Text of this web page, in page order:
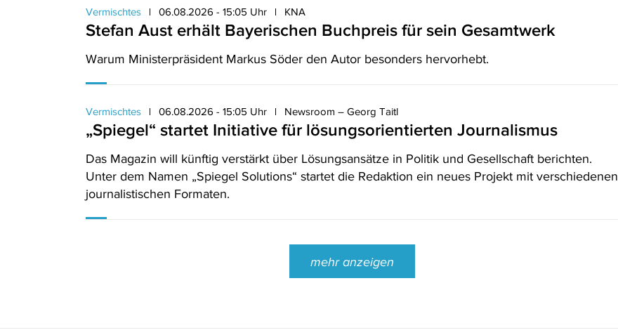
Vermischtes 06.08.2026 - 15:05 Uhr KNA
Stefan Aust erhält Bayerischen Buchpreis für sein Gesamtwerk
Warum Ministerpräsident Markus Söder den Autor besonders hervorhebt.
Vermischtes 06.08.2026 - 15:05 Uhr Newsroom – Georg Taitl
„Spiegel“ startet Initiative für lösungsorientierten Journalismus
Das Magazin will künftig verstärkt über Lösungsansätze in Politik und Gesellschaft berichten.
Unter dem Namen „Spiegel Solutions“ startet die Redaktion ein neues Projekt mit verschiedenen
journalistischen Formaten.
mehr anzeigen